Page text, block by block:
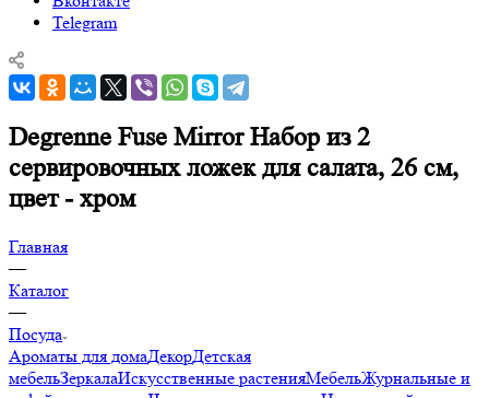
Telegram
Degrenne Fuse Mirror Набор из 2
сервировочных ложек для салата, 26 см,
цвет - хром
Главная
—
Каталог
—
Посуда
Ароматы для домаДекорДетская
мебельЗеркалаИскусственные растенияМебельЖурнальные и